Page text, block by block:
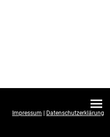
Impressum | Datenschutzerklärung